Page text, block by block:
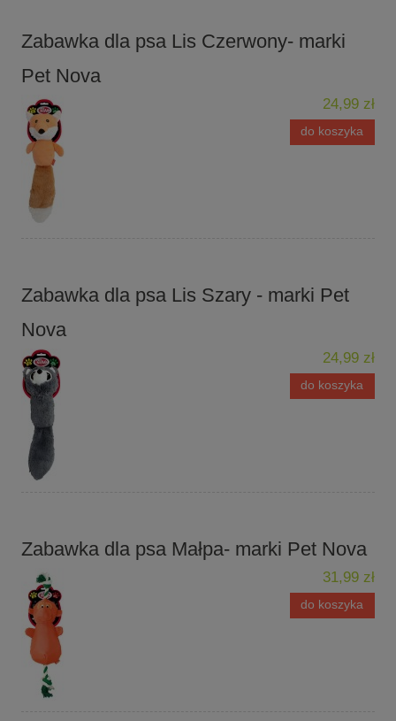
Zabawka dla psa Lis Czerwony- marki
Pet Nova
24,99 zł
do koszyka
Zabawka dla psa Lis Szary - marki Pet
Nova
24,99 zł
do koszyka
Zabawka dla psa Małpa- marki Pet Nova
31,99 zł
do koszyka